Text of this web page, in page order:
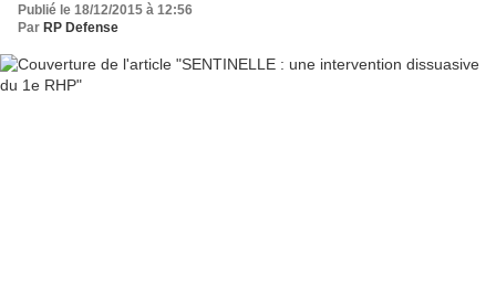
Publié le 18/12/2015 à 12:56
Par RP Defense